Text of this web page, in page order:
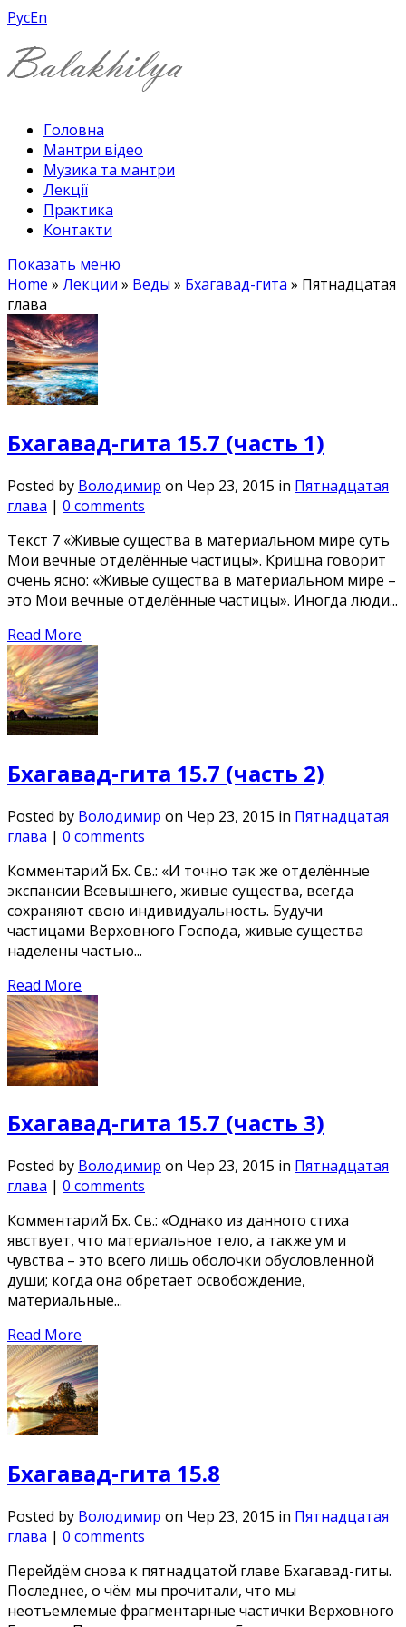
РусEn
Головна
Мантри відео
Музика та мантри
Лекції
Практика
Контакти
Показать меню
Home » Лекции » Веды » Бхагавад-гита » Пятнадцатая
глава
Бхагавад-гита 15.7 (часть 1)
Posted by Володимир on Чер 23, 2015 in Пятнадцатая
глава | 0 comments
Текст 7 «Живые существа в материальном мире суть
Мои вечные отделённые частицы». Кришна говорит
очень ясно: «Живые существа в материальном мире –
это Мои вечные отделённые частицы». Иногда люди...
Read More
Бхагавад-гита 15.7 (часть 2)
Posted by Володимир on Чер 23, 2015 in Пятнадцатая
глава | 0 comments
Комментарий Бх. Св.: «И точно так же отделённые
экспансии Всевышнего, живые существа, всегда
сохраняют свою индивидуальность. Будучи
частицами Верховного Господа, живые существа
наделены частью...
Read More
Бхагавад-гита 15.7 (часть 3)
Posted by Володимир on Чер 23, 2015 in Пятнадцатая
глава | 0 comments
Комментарий Бх. Св.: «Однако из данного стиха
явствует, что материальное тело, а также ум и
чувства – это всего лишь оболочки обусловленной
души; когда она обретает освобождение,
материальные...
Read More
Бхагавад-гита 15.8
Posted by Володимир on Чер 23, 2015 in Пятнадцатая
глава | 0 comments
Перейдём снова к пятнадцатой главе Бхагавад-гиты.
Последнее, о чём мы прочитали, что мы
неотъемлемые фрагментарные частички Верховного